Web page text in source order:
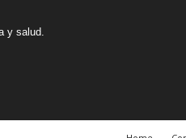
y salud.